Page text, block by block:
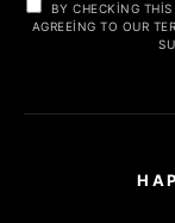
BY CHECKING
AGREEING TO OUR